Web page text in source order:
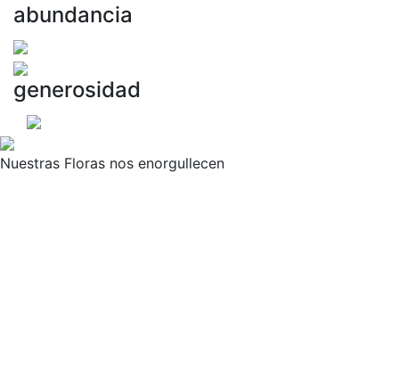
abundancia
generosidad
Nuestras Floras nos enorgullecen